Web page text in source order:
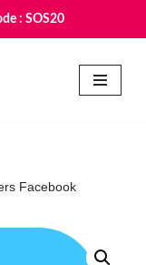
: SOS20
Facebook